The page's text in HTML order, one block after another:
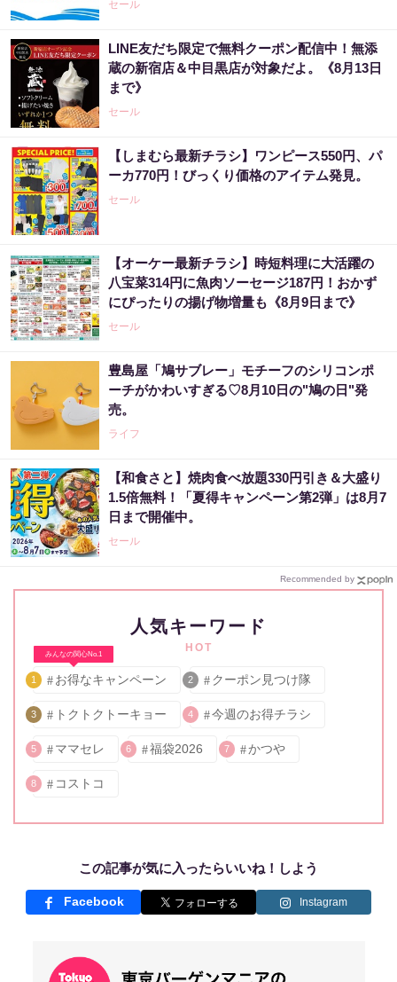
セール
LINE友だち限定で無料クーポン配信中！無添
蔵の新宿店＆中目黒店が対象だよ。《8月13日
まで》
セール
【しまむら最新チラシ】ワンピース550円、パ
ーカ770円！びっくり価格のアイテム発見。
セール
【オーケー最新チラシ】時短料理に大活躍の
八宝菜314円に魚肉ソーセージ187円！おかず
にぴったりの揚げ物増量も《8月9日まで》
セール
豊島屋「鳩サブレー」モチーフのシリコンポ
ーチがかわいすぎる♡8月10日の"鳩の日"発
売。
ライフ
【和食さと】焼肉食べ放題330円引き＆大盛り
1.5倍無料！「夏得キャンペーン第2弾」は8月7
日まで開催中。
セール
Recommended by
人気キーワード
HOT
みんなの関心No.1
1 お得なキャンペーン 2 クーポン見つけ隊
3 トクトクトーキョー 4 今週のお得チラシ
5 ママセレ 6 福袋2026 7 かつや
8 コストコ
この記事が気に入ったらいいね！しよう
Facebook Instagram